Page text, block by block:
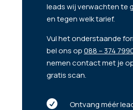
leads wij verwachten te
en tegen welk tarief.
Vul het onderstaande
bel ons op088 – 374
nemen contact met je
gratis scan.
 Ontvang méér